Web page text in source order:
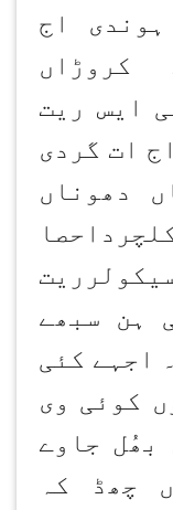
اج
کروڑاں
ایس ریت
ات گردی
دھوناں
ہن سبھے
اجہے کئی
کوئی وی
بھُل جاوے
چھڈ کہ